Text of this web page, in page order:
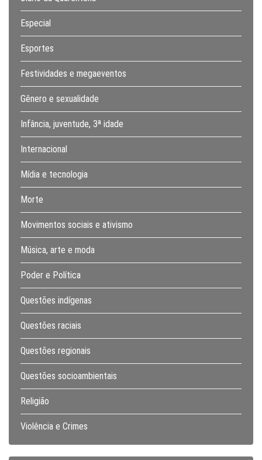
Especial
Esportes
Festividades e megaeventos
Gênero e sexualidade
Infância, juventude, 3ª idade
Internacional
Mídia e tecnologia
Morte
Movimentos sociais e ativismo
Música, arte e moda
Poder e Política
Questões indígenas
Questões raciais
Questões regionais
Questões socioambientais
Religião
Violência e Crimes